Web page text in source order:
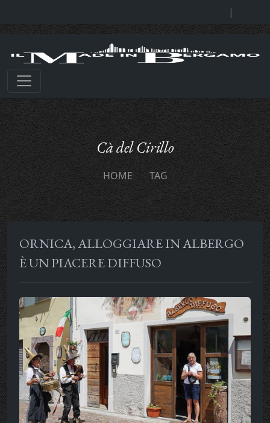
|
Cà del Cirillo
HOME TAG
ORNICA, ALLOGGIARE IN ALBERGO
È UN PIACERE DIFFUSO